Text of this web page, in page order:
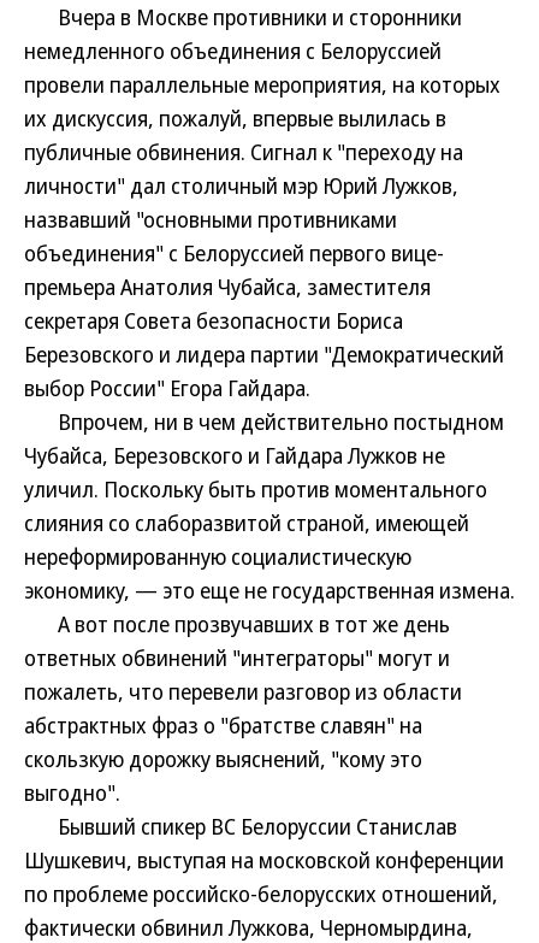
Вчера в Москве противники и сторонники
немедленного объединения с Белоруссией
провели параллельные мероприятия, на которых
их дискуссия, пожалуй, впервые вылилась в
публичные обвинения. Сигнал к "переходу на
личности" дал столичный мэр Юрий Лужков,
назвавший "основными противниками
объединения" с Белоруссией первого вице-
премьера Анатолия Чубайса, заместителя
секретаря Совета безопасности Бориса
Березовского и лидера партии "Демократический
выбор России" Егора Гайдара.
Впрочем, ни в чем действительно постыдном
Чубайса, Березовского и Гайдара Лужков не
уличил. Поскольку быть против моментального
слияния со слаборазвитой страной, имеющей
нереформированную социалистическую
экономику, — это еще не государственная измена.
А вот после прозвучавших в тот же день
ответных обвинений "интеграторы" могут и
пожалеть, что перевели разговор из области
абстрактных фраз о "братстве славян" на
скользкую дорожку выяснений, "кому это
выгодно".
Бывший спикер ВС Белоруссии Станислав
Шушкевич, выступая на московской конференции
по проблеме российско-белорусских отношений,
фактически обвинил Лужкова, Черномырдина,